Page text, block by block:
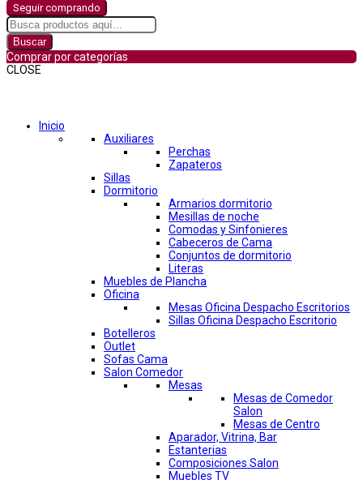
Seguir comprando
Buscar
Comprar por categorías
CLOSE
Inicio
Auxiliares
Perchas
Zapateros
Sillas
Dormitorio
Armarios dormitorio
Mesillas de noche
Comodas y Sinfonieres
Cabeceros de Cama
Conjuntos de dormitorio
Literas
Muebles de Plancha
Oficina
Mesas Oficina Despacho Escritorios
Sillas Oficina Despacho Escritorio
Botelleros
Outlet
Sofas Cama
Salon Comedor
Mesas
Mesas de Comedor
Salon
Mesas de Centro
Aparador, Vitrina, Bar
Estanterias
Composiciones Salon
Muebles TV